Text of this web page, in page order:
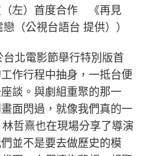
（左）首度合作 《再見
（公視台語台 提供））
北電影節舉行特別版首
作行程中抽身，一抵台便
談。與劇組重聚的那一
面閃過，就像我們真的一
哲熹也在現場分享了導演
並不是要去做歷史的模